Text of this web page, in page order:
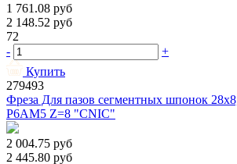
1 761.08 руб
2 148.52 руб
72
-
+
Купить
279493
Фреза Для пазов сегментных шпонок
Р6АМ5 Z=8 "CNIC"
2 004.75 руб
2 445.80 руб